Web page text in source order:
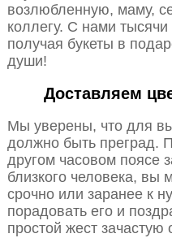
возлюбленную, маму,
коллегу. С нами
получая букеты в
души!
Доставляем
Мы уверены, что для
должно быть преград.
другом часовом поясе
близкого человека, вы
срочно или заранее к
порадовать его и
простой жест